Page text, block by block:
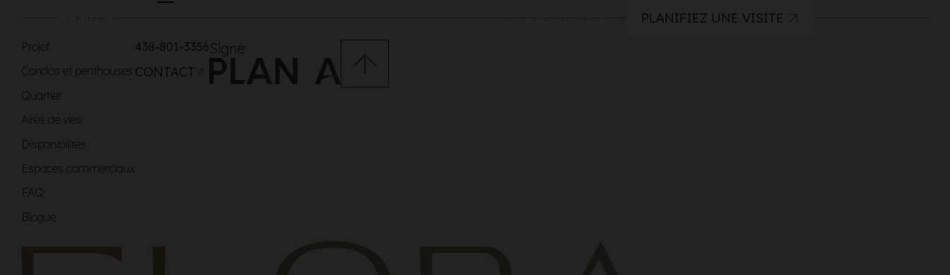
MENU PLANIFIEZ UNE VISITE
Projet
Condos et penthouses
Quartier
Aires de vies
Disponibilités
Espaces commerciaux
FAQ
Blogue
438-801-3356
CONTACT
Signé